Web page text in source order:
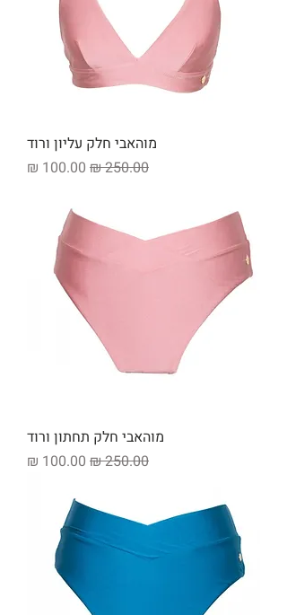
מוהאבי חלק עליון ורוד
מחיר רגיל מחיר מבצע
מוהאבי חלק תחתון ורוד
מחיר רגיל מחיר מבצע